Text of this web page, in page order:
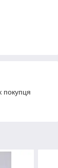
покупця